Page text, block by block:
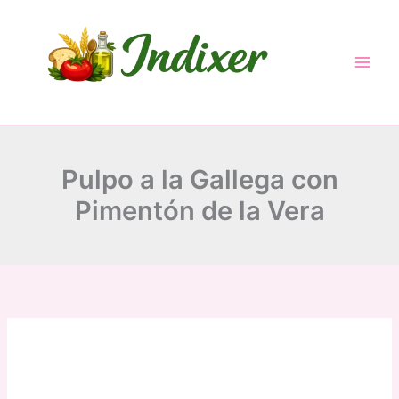
Pulpo a la Gallega con
Pimentón de la Vera